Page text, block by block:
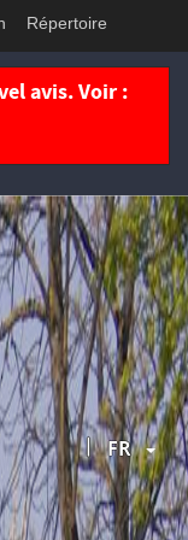
Répertoire
avis. Voir :
| FR